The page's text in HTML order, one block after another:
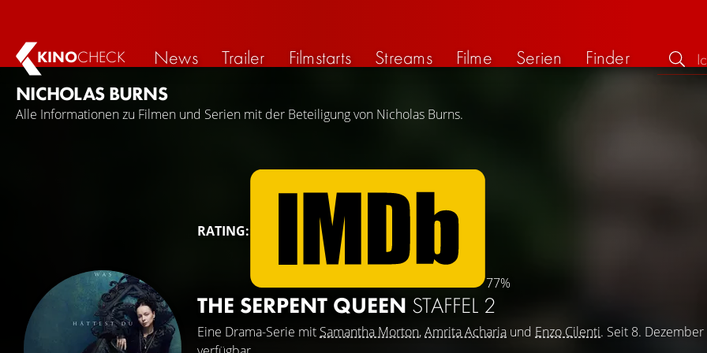
KINOCHECK News Trailer Filmstarts Streams Filme Serien
Finder
NICHOLAS BURNS
Alle Informationen zu Filmen und Serien mit der Beteiligung von Nicholas Burns.
RATING:
77%
THE SERPENT QUEEN STAFFEL 2
Eine Drama-Serie mit Samantha Morton,Amrita Acharia und Enzo Cilenti. Seit 8.